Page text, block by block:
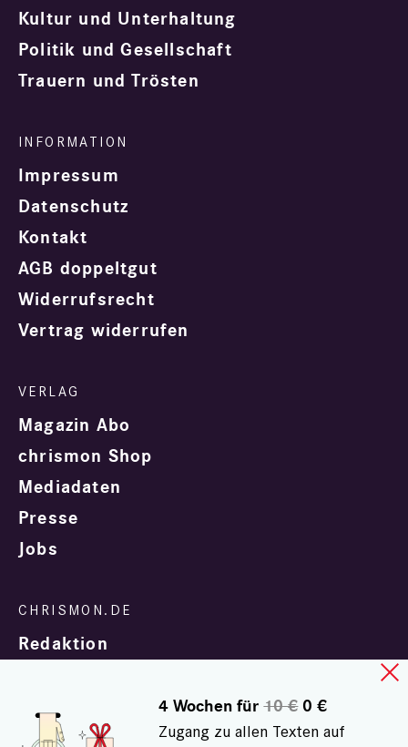
Kultur und Unterhaltung
Politik und Gesellschaft
Trauern und Trösten
Impressum
Datenschutz
Kontakt
AGB doppeltgut
Widerrufsrecht
Vertrag widerrufen
Magazin Abo
chrismon Shop
Mediadaten
Presse
Jobs
Redaktion
4 Wochen für10 €0 €
Zugang zu allen Texten auf